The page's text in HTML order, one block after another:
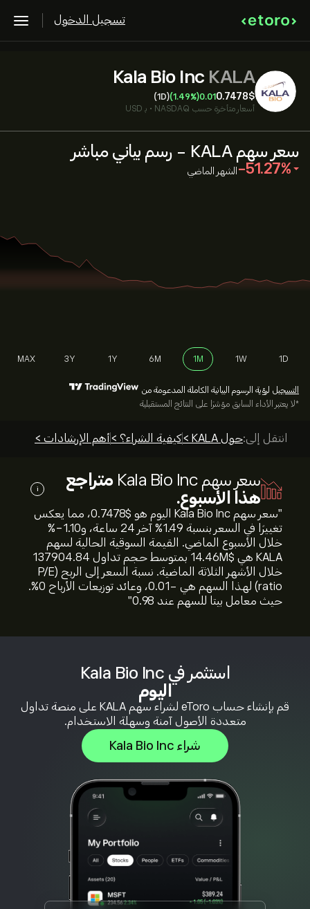
تسجيل الدخول
Kala Bio Inc KALA
0.7478‎$‎
0.01
(1.49%)
(1D)
أسعار متأخرة حسب NASDAQ
• بـ USD
استثمر في Kala Bio Inc
اليوم
قم بإنشاء حساب eToro لشراء سهم KALA على منصة تداول
متعددة الأصول آمنة وسهلة الاستخدام.
شراء Kala Bio Inc
سعر سهم KALA - رسم بياني مباشر
‎-51.27‎ الشهر الماضي
1D
1W
1M
6M
1Y
3Y
MAX
التسجيل لرؤية الرسوم البيانية الكاملة المدعومة من
*لا يعتبر الأداء السابق مؤشرًا على النتائج المستقبلية
انتقل إلى:حول KALA > كيفية الشراء؟ >أهم الإرشادات >
سعر سهم Kala Bio Inc
متراجع
هذا الأسبوع.
i
"سعر سهم Kala Bio Inc اليوم هو 0.7478‎$‎، مما يعكس
تغييرًا في السعر بنسبة ‎1.49‎% آخر 24 ساعة، و‎-1.10‎%
خلال الأسبوع الماضي. القيمة السوقية الحالية لسهم
KALA هي 14.46M‎$‎ بمتوسط حجم تداول 137904.84
خلال الأشهر الثلاثة الماضية. نسبة السعر إلى الربح (P/E
ratio) لهذا السهم هي -0.01، وعائد توزيعات الأرباح 0%.
حيث معامل بيتا للسهم عند 0.98"